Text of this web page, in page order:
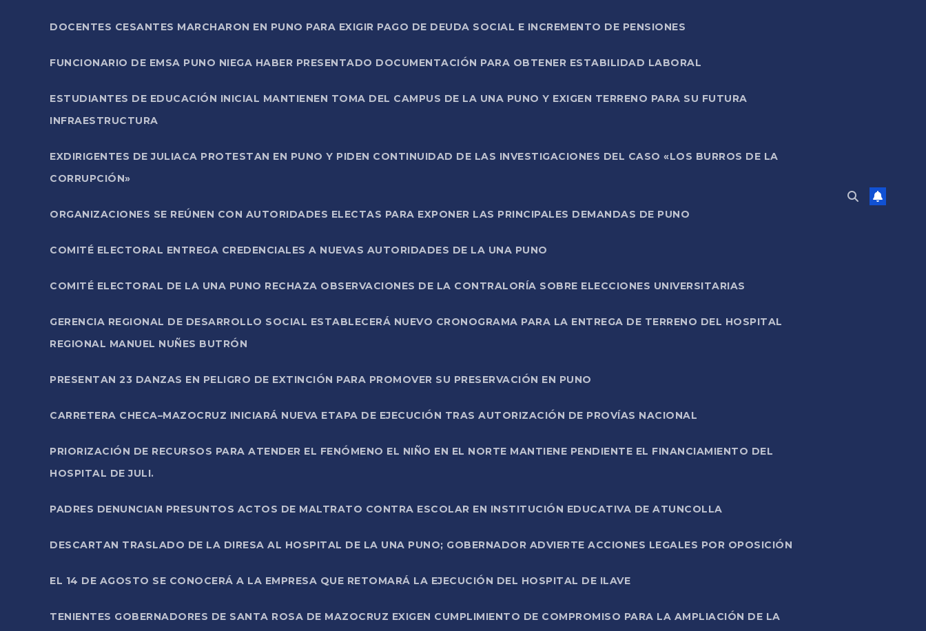
DOCENTES CESANTES MARCHARON EN PUNO PARA EXIGIR PAGO DE DEUDA SOCIAL E INCREMENTO DE PENSIONES
FUNCIONARIO DE EMSA PUNO NIEGA HABER PRESENTADO DOCUMENTACIÓN PARA OBTENER ESTABILIDAD LABORAL
ESTUDIANTES DE EDUCACIÓN INICIAL MANTIENEN TOMA DEL CAMPUS DE LA UNA PUNO Y EXIGEN TERRENO PARA SU FUTURA
INFRAESTRUCTURA
EXDIRIGENTES DE JULIACA PROTESTAN EN PUNO Y PIDEN CONTINUIDAD DE LAS INVESTIGACIONES DEL CASO «LOS BURROS DE LA
CORRUPCIÓN»
ORGANIZACIONES SE REÚNEN CON AUTORIDADES ELECTAS PARA EXPONER LAS PRINCIPALES DEMANDAS DE PUNO
COMITÉ ELECTORAL ENTREGA CREDENCIALES A NUEVAS AUTORIDADES DE LA UNA PUNO
COMITÉ ELECTORAL DE LA UNA PUNO RECHAZA OBSERVACIONES DE LA CONTRALORÍA SOBRE ELECCIONES UNIVERSITARIAS
GERENCIA REGIONAL DE DESARROLLO SOCIAL ESTABLECERÁ NUEVO CRONOGRAMA PARA LA ENTREGA DE TERRENO DEL HOSPITAL
REGIONAL MANUEL NUÑES BUTRÓN
PRESENTAN 23 DANZAS EN PELIGRO DE EXTINCIÓN PARA PROMOVER SU PRESERVACIÓN EN PUNO
CARRETERA CHECA–MAZOCRUZ INICIARÁ NUEVA ETAPA DE EJECUCIÓN TRAS AUTORIZACIÓN DE PROVÍAS NACIONAL
PRIORIZACIÓN DE RECURSOS PARA ATENDER EL FENÓMENO EL NIÑO EN EL NORTE MANTIENE PENDIENTE EL FINANCIAMIENTO DEL
HOSPITAL DE JULI.
PADRES DENUNCIAN PRESUNTOS ACTOS DE MALTRATO CONTRA ESCOLAR EN INSTITUCIÓN EDUCATIVA DE ATUNCOLLA
DESCARTAN TRASLADO DE LA DIRESA AL HOSPITAL DE LA UNA PUNO; GOBERNADOR ADVIERTE ACCIONES LEGALES POR OPOSICIÓN
EL 14 DE AGOSTO SE CONOCERÁ A LA EMPRESA QUE RETOMARÁ LA EJECUCIÓN DEL HOSPITAL DE ILAVE
TENIENTES GOBERNADORES DE SANTA ROSA DE MAZOCRUZ EXIGEN CUMPLIMIENTO DE COMPROMISO PARA LA AMPLIACIÓN DE LA